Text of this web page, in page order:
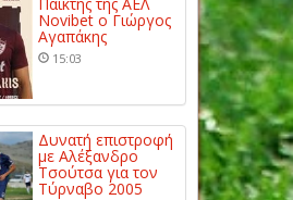
Novibet ο Γιώργος
Αγαπάκης
15:03
Δυνατή επιστροφή
με Αλέξανδρο
Τσούτσα για τον
Τύρναβο 2005